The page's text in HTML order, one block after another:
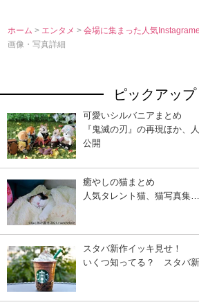
ホーム > エンタメ>会場に集まった人気
画像・写真詳細
ピックアップ
可愛いシルバニアまとめ
『鬼滅の刃』の再現ほか、
公開
癒やしの猫まとめ
人気タレント猫、猫写真集
スタバ新作イッキ見せ！
いくつ知ってる？ スタバ